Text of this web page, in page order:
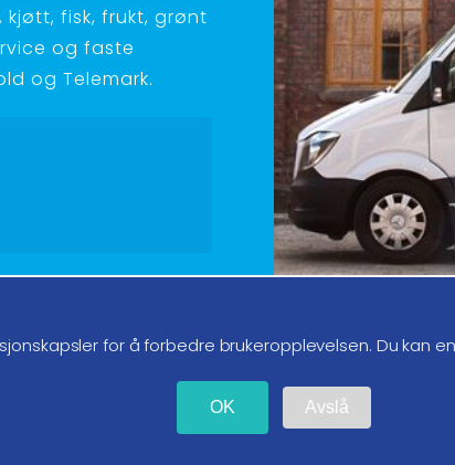
kjøtt, fisk, frukt, grønt
og faste
og Telemark.
for å forbedre brukeropplevelsen. Du kan
OK Avslå